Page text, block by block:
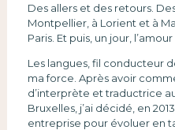
Des allers et des retours.
Montpellier, à Lorient et à
Paris. Et puis, un jour,
Les langues, fil conducteur
ma force. Après avoir
d’interprète et traductrice
Bruxelles, j’ai décidé, en
entreprise pour évoluer en